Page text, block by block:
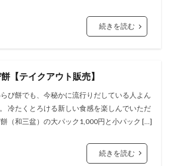
続きを読む
【テイクアウト販売】
び餅でも、今秘かに流行りだしている人よん
冷たくとろける新しい食感を楽しんでいただ
（和三盆）の大パック1,000円と小パック […]
続きを読む